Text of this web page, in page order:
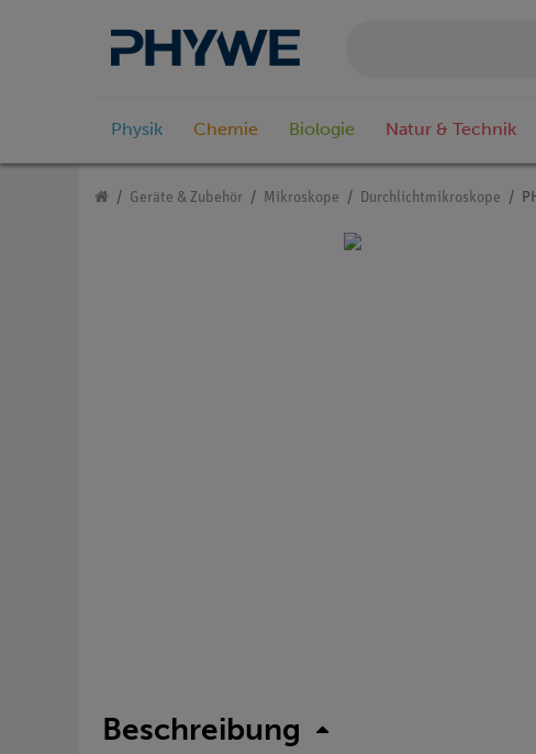
Physik Chemie Biologie Natur & Technik
Geräte & Zubehör Mikroskope Durchlichtmikroskope
Beschreibung